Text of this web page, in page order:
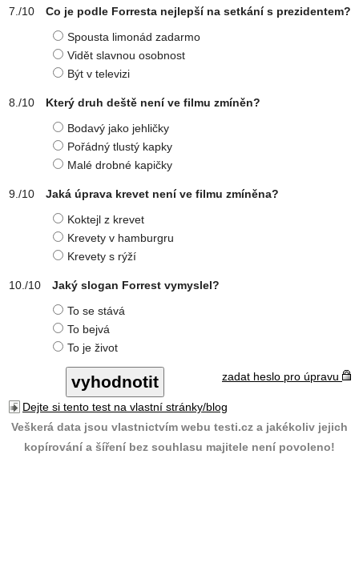
Co je podle Forresta nejlepší na setkání s prezidentem?
Spousta limonád zadarmo
Vidět slavnou osobnost
Být v televizi
Který druh deště není ve filmu zmíněn?
Bodavý jako jehličky
Pořádný tlustý kapky
Malé drobné kapičky
Jaká úprava krevet není ve filmu zmíněna?
Koktejl z krevet
Krevety v hamburgru
Krevety s rýží
Jaký slogan Forrest vymyslel?
To se stává
To bejvá
To je život
zadat heslo pro úpravu
Dejte si tento test na vlastní stránky/blog
Veškerá data jsou vlastnictvím webu testi.cz a jakékoliv jejich
kopírování a šíření bez souhlasu majitele není povoleno!